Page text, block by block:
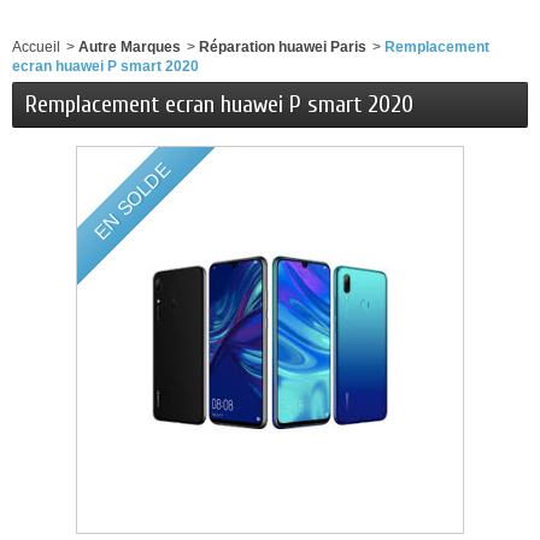
Accueil > Autre Marques > Réparation huawei Paris > Remplacement
ecran huawei P smart 2020
Remplacement ecran huawei P smart 2020
EN SOLDE